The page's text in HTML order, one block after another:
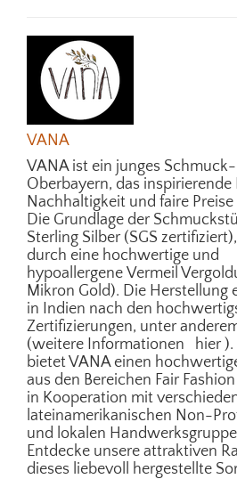
VANA
VANA ist ein junges
Oberbayern, das inspirierende
Nachhaltigkeit und faire
Die Grundlage der
Sterling Silber (SGS
durch eine hochwertige und
hypoallergene Vermeil
Mikron Gold). Die Herstellung
in Indien nach den
Zertifizierungen, unter
(weitere Informationen hier
bietet VANA einen
aus den Bereichen Fair
in Kooperation mit
lateinamerikanischen Non-
und lokalen
Entdecke unsere attraktiven
dieses liebevoll hergestellte